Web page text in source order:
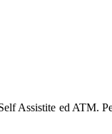
Assistite ed ATM.